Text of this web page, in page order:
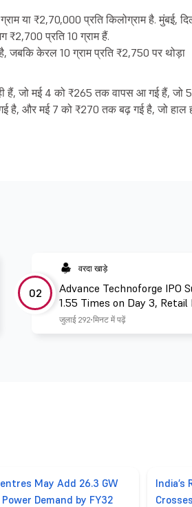
या ₹2,70,000 प्रति किलोग्राम है. मुंबई,
₹2,700 प्रति 10 ग्राम हैं.
है, जबकि केरल 10 ग्राम प्रति ₹2,750 पर थोड़ा
हैं, जो मई 4 को ₹265 तक वापस आ गई हैं, जो
है, और मई 7 को ₹270 तक बढ़ गई है, जो हाल
02
वरदा खाड़े
Advance Technoforge IPO
1.55 Times on Day 3, Retail
Booked 2.67 Times
जुलाई 292 मिनट में पढ़ें
May Add 26.3 GW
Power Demand by FY32